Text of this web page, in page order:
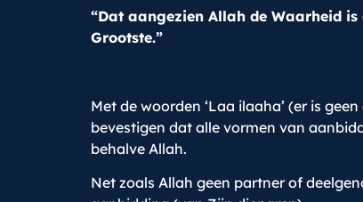
“Dat aangezien Allah de Waarheid
Grootste.”
Met de woorden ‘Laa ilaaha’ (er is
bevestigen dat alle vormen van
behalve Allah.
Net zoals Allah geen partner of